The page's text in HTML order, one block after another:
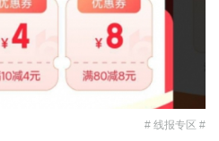
# 线报专区 #